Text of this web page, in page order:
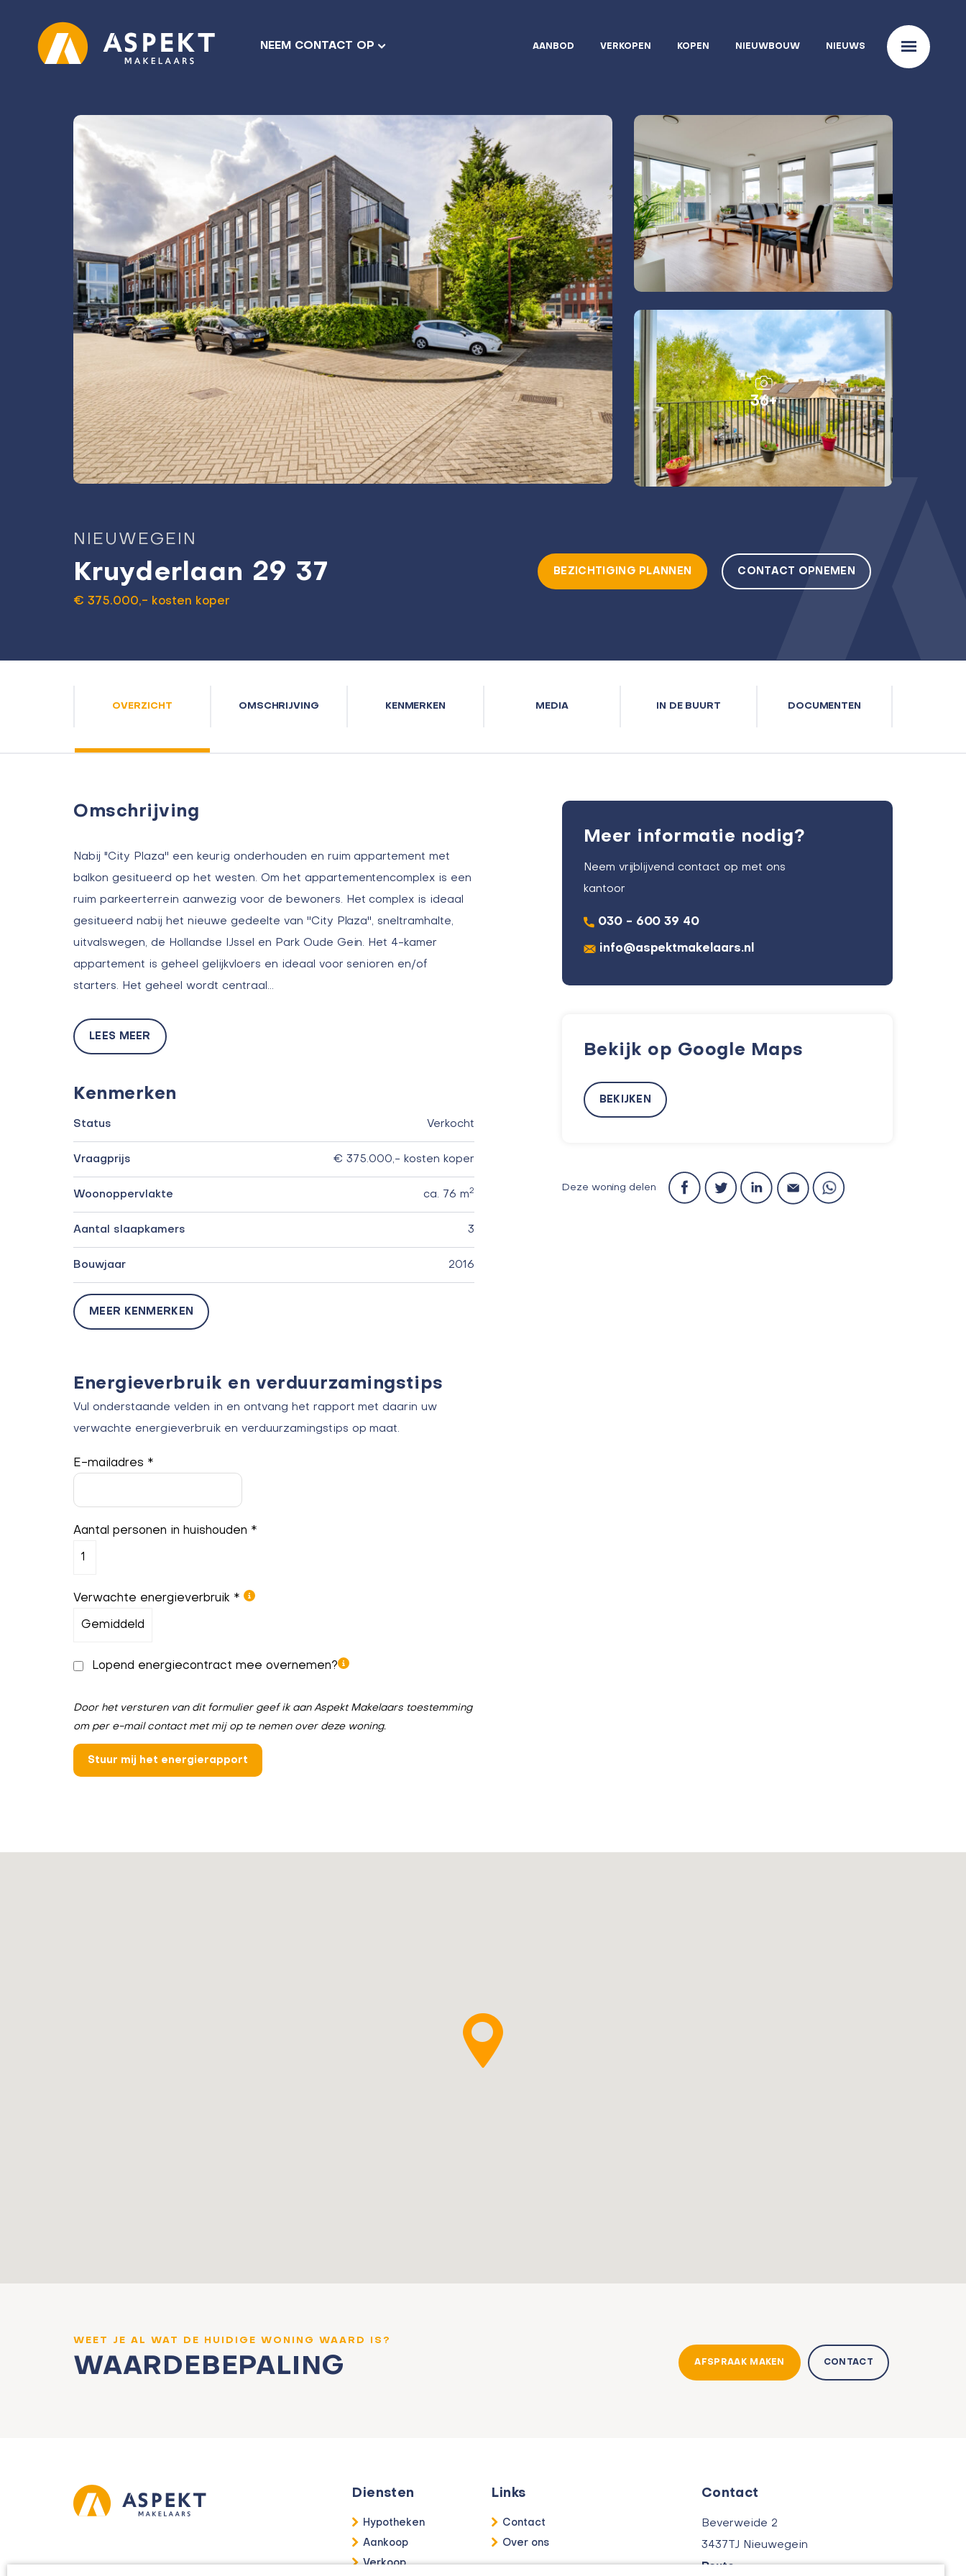
NEEM CONTACT OP AANBOD VERKOPEN KOPEN NIEUWBOUW NIEUWS
36+
NIEUWEGEIN
Kruyderlaan 29 37
€ 375.000,- kosten koper
BEZICHTIGING PLANNEN CONTACT OPNEMEN
OVERZICHT OMSCHRIJVING KENMERKEN MEDIA IN DE BUURT DOCUMENTEN
Omschrijving
Nabij "City Plaza'' een keurig onderhouden en ruim appartement met
balkon gesitueerd op het westen. Om het appartementencomplex is een
ruim parkeerterrein aanwezig voor de bewoners. Het complex is ideaal
gesitueerd nabij het nieuwe gedeelte van ''City Plaza'', sneltramhalte,
uitvalswegen, de Hollandse IJssel en Park Oude Gein. Het 4-kamer
appartement is geheel gelijkvloers en ideaal voor senioren en/of
starters. Het geheel wordt centraal…
LEES MEER
Kenmerken
Status Verkocht
Vraagprijs € 375.000,- kosten koper
Woonoppervlakte ca. 76 m2
Aantal slaapkamers 3
Bouwjaar 2016
MEER KENMERKEN
Energieverbruik en verduurzamingstips
Vul onderstaande velden in en ontvang het rapport met daarin uw
verwachte energieverbruik en verduurzamingstips op maat.
E-mailadres *
Aantal personen in huishouden *
Verwachte energieverbruik *
Lopend energiecontract mee overnemen?
Door het versturen van dit formulier geef ik aan Aspekt Makelaars toestemming
om per e-mail contact met mij op te nemen over deze woning.
Meer informatie nodig?
Neem vrijblijvend contact op met ons
kantoor
030 - 600 39 40
info@aspektmakelaars.nl
Bekijk op Google Maps
BEKIJKEN
Deze woning delen
WEET JE AL WAT DE HUIDIGE WONING WAARD IS?
WAARDEBEPALING AFSPRAAK MAKEN CONTACT
Diensten
Hypotheken
Aankoop
Verkoop
Links
Contact
Over ons
Contact
Beverweide 2
3437TJ Nieuwegein
Route